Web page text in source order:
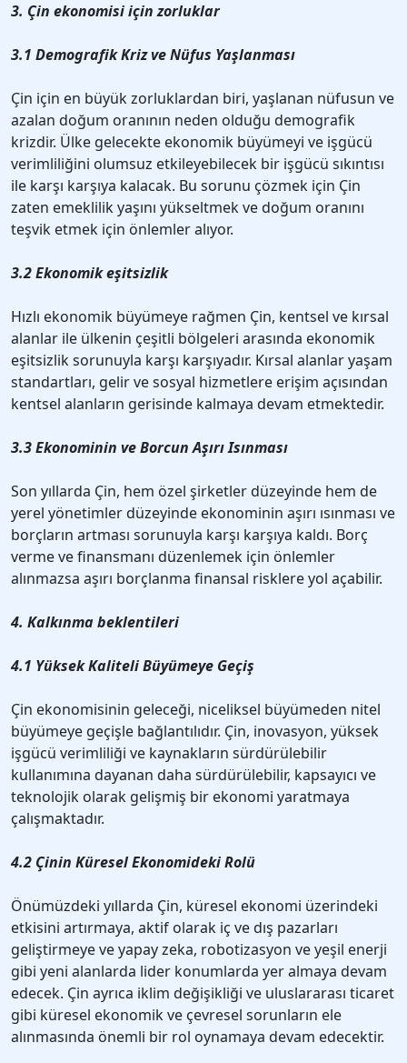
3. Çin ekonomisi için zorluklar
3.1 Demografik Kriz ve Nüfus Yaşlanması
Çin için en büyük zorluklardan biri, yaşlanan nüfusun ve
azalan doğum oranının neden olduğu demografik
krizdir. Ülke gelecekte ekonomik büyümeyi ve işgücü
verimliliğini olumsuz etkileyebilecek bir işgücü sıkıntısı
ile karşı karşıya kalacak. Bu sorunu çözmek için Çin
zaten emeklilik yaşını yükseltmek ve doğum oranını
teşvik etmek için önlemler alıyor.
3.2 Ekonomik eşitsizlik
Hızlı ekonomik büyümeye rağmen Çin, kentsel ve kırsal
alanlar ile ülkenin çeşitli bölgeleri arasında ekonomik
eşitsizlik sorunuyla karşı karşıyadır. Kırsal alanlar yaşam
standartları, gelir ve sosyal hizmetlere erişim açısından
kentsel alanların gerisinde kalmaya devam etmektedir.
3.3 Ekonominin ve Borcun Aşırı Isınması
Son yıllarda Çin, hem özel şirketler düzeyinde hem de
yerel yönetimler düzeyinde ekonominin aşırı ısınması ve
borçların artması sorunuyla karşı karşıya kaldı. Borç
verme ve finansmanı düzenlemek için önlemler
alınmazsa aşırı borçlanma finansal risklere yol açabilir.
4. Kalkınma beklentileri
4.1 Yüksek Kaliteli Büyümeye Geçiş
Çin ekonomisinin geleceği, niceliksel büyümeden nitel
büyümeye geçişle bağlantılıdır. Çin, inovasyon, yüksek
işgücü verimliliği ve kaynakların sürdürülebilir
kullanımına dayanan daha sürdürülebilir, kapsayıcı ve
teknolojik olarak gelişmiş bir ekonomi yaratmaya
çalışmaktadır.
4.2 Çinin Küresel Ekonomideki Rolü
Önümüzdeki yıllarda Çin, küresel ekonomi üzerindeki
etkisini artırmaya, aktif olarak iç ve dış pazarları
geliştirmeye ve yapay zeka, robotizasyon ve yeşil enerji
gibi yeni alanlarda lider konumlarda yer almaya devam
edecek. Çin ayrıca iklim değişikliği ve uluslararası ticaret
gibi küresel ekonomik ve çevresel sorunların ele
alınmasında önemli bir rol oynamaya devam edecektir.